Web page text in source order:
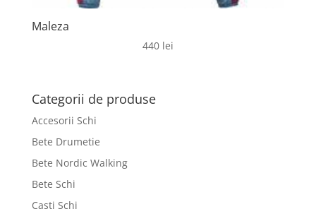
Maleza
440 lei
Categorii de produse
Accesorii Schi
Bete Drumetie
Bete Nordic Walking
Bete Schi
Casti Schi